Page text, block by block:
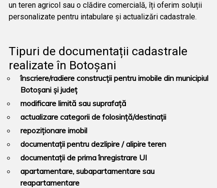
un teren agricol sau o clădire comercială, îți oferim soluții
personalizate pentru intabulare și actualizări cadastrale.
Tipuri de documentații cadastrale
realizate în Botoșani
înscriere/radiere construcții pentru imobile din municipiul
Botoșani și județ
modificare limită sau suprafață
actualizare categorii de folosință/destinații
repoziționare imobil
documentații pentru dezlipire / alipire teren
documentații de prima înregistrare UI
apartamentare, subapartamentare sau
reapartamentare